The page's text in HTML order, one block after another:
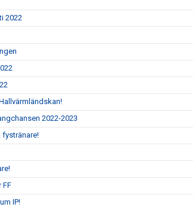
2022
2022-2023
fystränare!
FF
IP!